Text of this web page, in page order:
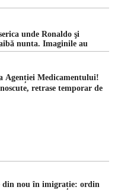
unde Ronaldo şi
nunta. Imaginile au
Agenției Medicamentului!
retrase temporar de
din nou în imigrație: ordin